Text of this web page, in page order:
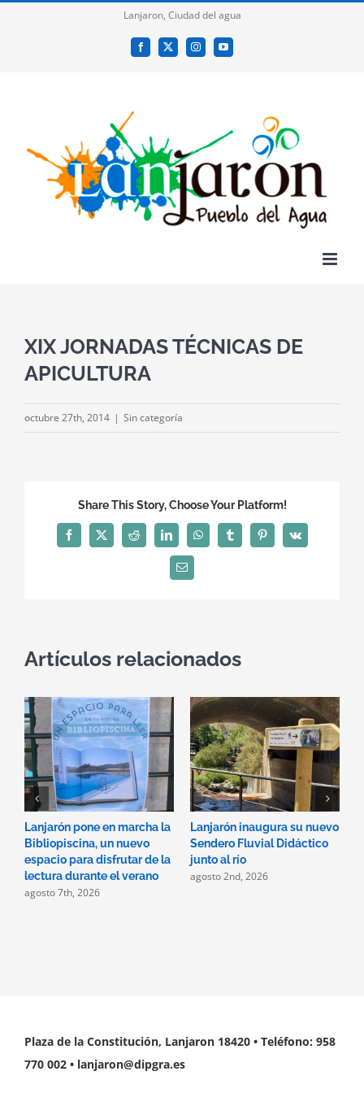
Lanjaron, Ciudad del agua
Facebook
X InstagramYouTube
XIX JORNADAS TÉCNICAS DE
APICULTURA
octubre 27th, 2014 | Sin categoría
Share This Story, Choose Your Platform!
Facebook
X Reddit LinkedInWhatsAppTumblrPinterest
Vk
Correo
electrónico
Artículos relacionados
Lanjarón pone en marcha la
Bibliopiscina, un nuevo
espacio para disfrutar de la
lectura durante el verano
agosto 7th, 2026
Lanjarón inaugura su nuevo
Sendero Fluvial Didáctico
junto al río
agosto 2nd, 2026
Plaza de la Constitución, Lanjaron 18420 • Teléfono: 958
770 002 • lanjaron@dipgra.es